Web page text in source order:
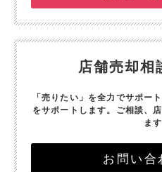
店舗売却相
「売りたい」を全力でサポート
をサポートします。 ご相談、
ます
お問い合